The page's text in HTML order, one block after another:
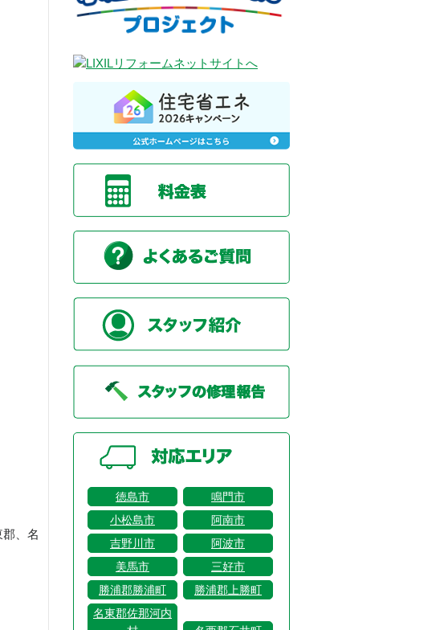
、名
徳島市
鳴門市
小松島市
阿南市
吉野川市
阿波市
美馬市
三好市
勝浦郡勝浦町
勝浦郡上勝町
名東郡佐那河内